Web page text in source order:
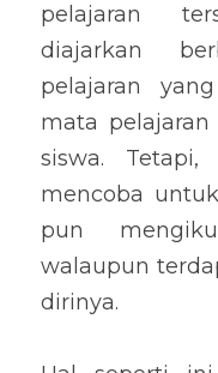
pelajaran
diajarkan
pelajaran
mata
siswa.
mencoba
pun
walaupun
dirinya.